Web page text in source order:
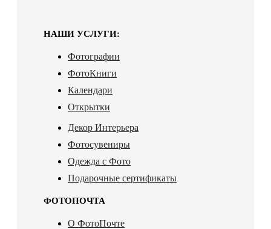
НАШИ УСЛУГИ:
Фотографии
ФотоКниги
Календари
Открытки
Декор Интерьера
Фотосувениры
Одежда с Фото
Подарочные сертификаты
ФОТОПОЧТА
О ФотоПочте